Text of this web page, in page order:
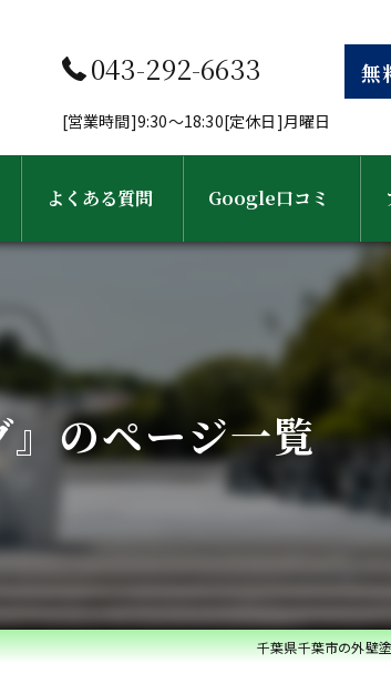
043-292-6633 無
[営業時間]9:30～18:30[定休日]月曜日
り替え
屋根葺き替え工事
理
よくある質問 Google口コミ
のページ一覧
千葉県千葉市の外壁